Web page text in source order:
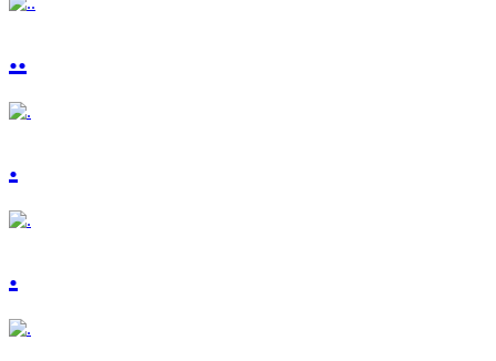
..
.
.